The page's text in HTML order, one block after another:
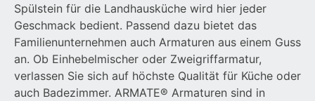
Spülstein für die Landhausküche wird hier jeder
Geschmack bedient. Passend dazu bietet das
Familienunternehmen auch Armaturen aus einem Guss
an. Ob Einhebelmischer oder Zweigriffarmatur,
verlassen Sie sich auf höchste Qualität für Küche oder
auch Badezimmer. ARMATE® Armaturen sind in